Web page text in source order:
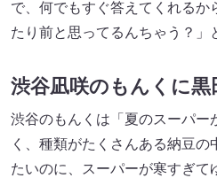
で、何でもすぐ答えてくれるか
たり前と思ってるんちゃう？」
渋谷凪咲のもんくに黒
渋谷のもんくは「夏のスーパー
く、種類がたくさんある納豆
たいのに、スーパーが寒すぎて